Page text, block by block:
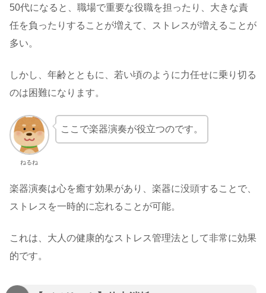
50代になると、職場で重要な役職を担ったり、大きな責
任を負ったりすることが増えて、ストレスが増えることが
多い。
しかし、年齢とともに、若い頃のように力任せに乗り切る
のは困難になります。
ねるね
ここで楽器演奏が役立つのです。
楽器演奏は心を癒す効果があり、楽器に没頭することで、
ストレスを一時的に忘れることが可能。
これは、大人の健康的なストレス管理法として非常に効果
的です。